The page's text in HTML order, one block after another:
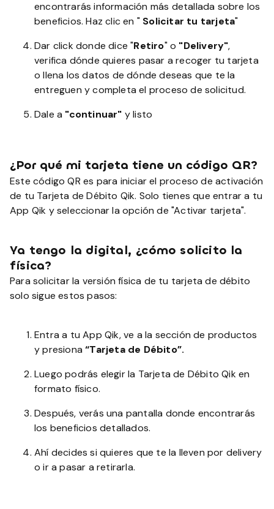
encontrarás información más detallada sobre los
beneficios. Haz clic en " Solicitar tu tarjeta"
Dar click donde dice "Retiro" o "Delivery",
verifica dónde quieres pasar a recoger tu tarjeta
o llena los datos de dónde deseas que te la
entreguen y completa el proceso de solicitud.
Dale a "continuar" y listo
¿Por qué mi tarjeta tiene un código QR?
Este código QR es para iniciar el proceso de activación
de tu Tarjeta de Débito Qik. Solo tienes que entrar a tu
App Qik y seleccionar la opción de "Activar tarjeta".
Ya tengo la digital, ¿cómo solicito la
física?
Para solicitar la versión física de tu tarjeta de débito
solo sigue estos pasos:
Entra a tu App Qik, ve a la sección de productos
y presiona“Tarjeta de Débito”.
Luego podrás elegir la Tarjeta de Débito Qik en
formato físico.
Después, verás una pantalla donde encontrarás
los beneficios detallados.
Ahí decides si quieres que te la lleven por delivery
o ir a pasar a retirarla.